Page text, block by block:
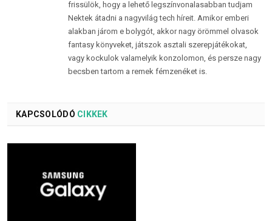
frissülök, hogy a lehető legszínvonalasabban tudjam
Nektek átadni a nagyvilág tech híreit. Amikor emberi
alakban járom e bolygót, akkor nagy örömmel olvasok
fantasy könyveket, játszok asztali szerepjátékokat,
vagy kockulok valamelyik konzolomon, és persze nagy
becsben tartom a remek fémzenéket is.
KAPCSOLÓDÓ CIKKEK